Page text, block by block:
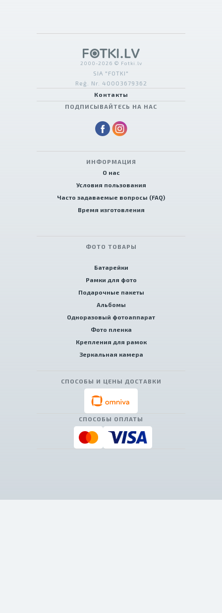
2000-2026 © Fotki.lv
SIA "FOTKI"
Reģ. Nr. 40003679362
Контакты
ПОДПИСЫВАЙТЕСЬ НА НАС
ИНФОРМАЦИЯ
О нас
Условия пользования
Часто задаваемые вопросы (FAQ)
Время изготовления
ФОТО ТОВАРЫ
Батарейки
Рамки для фото
Подарочные пакеты
Альбомы
Одноразовый фотоаппарат
Фото пленка
Крепления для рамок
Зеркальная камера
СПОСОБЫ И ЦЕНЫ ДОСТАВКИ
СПОСОБЫ ОПЛАТЫ